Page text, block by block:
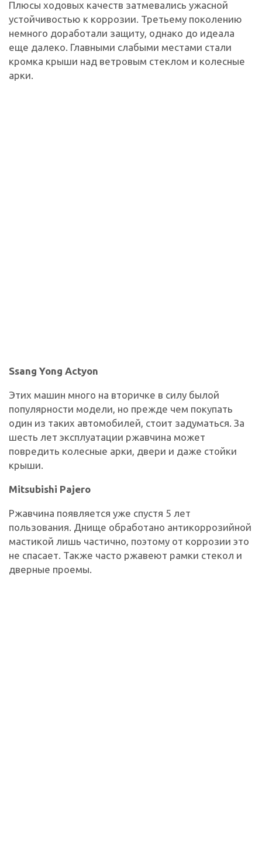
Плюсы ходовых качеств затмевались ужасной
устойчивостью к коррозии. Третьему поколению
немного доработали защиту, однако до идеала
еще далеко. Главными слабыми местами стали
кромка крыши над ветровым стеклом и колесные
арки.
Ssang Yong Actyon
Этих машин много на вторичке в силу былой
популярности модели, но прежде чем покупать
один из таких автомобилей, стоит задуматься. За
шесть лет эксплуатации ржавчина может
повредить колесные арки, двери и даже стойки
крыши.
Mitsubishi Pajero
Ржавчина появляется уже спустя 5 лет
пользования. Днище обработано антикоррозийной
мастикой лишь частично, поэтому от коррозии это
не спасает. Также часто ржавеют рамки стекол и
дверные проемы.